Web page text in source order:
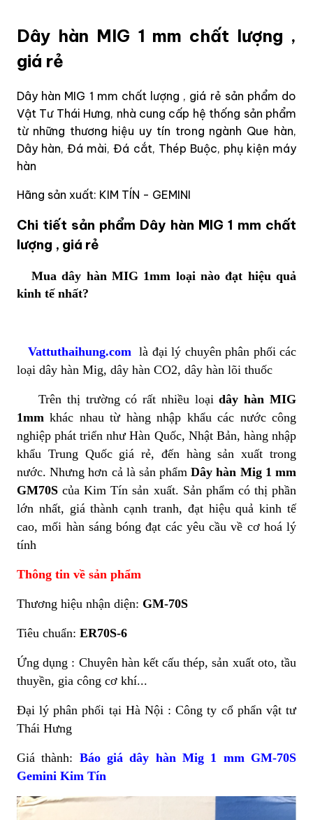
Dây hàn MIG 1 mm chất lượng ,
giá rẻ
Dây hàn MIG 1 mm chất lượng , giá rẻ sản phẩm do
Vật Tư Thái Hưng, nhà cung cấp hệ thống sản phẩm
từ những thương hiệu uy tín trong ngành Que hàn,
Dây hàn, Đá mài, Đá cắt, Thép Buộc, phụ kiện máy
hàn
Hãng sản xuất: KIM TÍN - GEMINI
Chi tiết sản phẩm Dây hàn MIG 1 mm chất
lượng , giá rẻ
Mua dây hàn MIG 1mm loại nào đạt hiệu quả
kinh tế nhất?
Vattuthaihung.com là đại lý chuyên phân phối các
loại dây hàn Mig, dây hàn CO2, dây hàn lõi thuốc
Trên thị trường có rất nhiều loạidây hàn MIG
1mm khác nhau từ hàng nhập khẩu các nước công
nghiệp phát triển như Hàn Quốc, Nhật Bản, hàng nhập
khẩu Trung Quốc giá rẻ, đến hàng sản xuất trong
nước. Nhưng hơn cả là sản phẩmDây hàn Mig 1 mm
GM70Scủa Kim Tín sản xuất. Sản phẩm có thị phần
lớn nhất, giá thành cạnh tranh, đạt hiệu quả kinh tế
cao, mối hàn sáng bóng đạt các yêu cầu về cơ hoá lý
tính
Thông tin về sản phẩm
Thương hiệu nhận diện: GM-70S
Tiêu chuẩn: ER70S-6
Ứng dụng : Chuyên hàn kết cấu thép, sản xuất oto, tầu
thuyền, gia công cơ khí...
Đại lý phân phối tại Hà Nội : Công ty cổ phẩn vật tư
Thái Hưng
Giá thành: Báo giá dây hàn Mig 1 mm GM-70S
Gemini Kim Tín